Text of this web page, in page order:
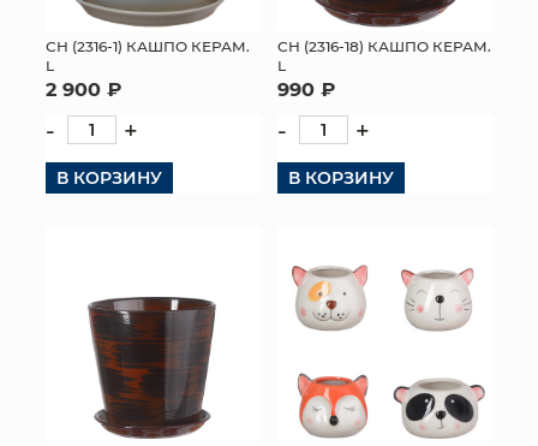
СН (2316-1) КАШПО КЕРАМ.
L
2 900 ₽
- +
В КОРЗИНУ
СН (2316-18) КАШПО КЕРАМ.
L
990 ₽
- +
В КОРЗИНУ